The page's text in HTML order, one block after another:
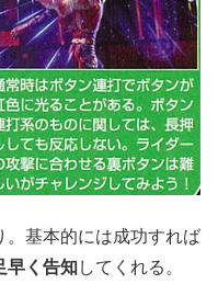
。基本的には成功すれば
早く告知してくれる。